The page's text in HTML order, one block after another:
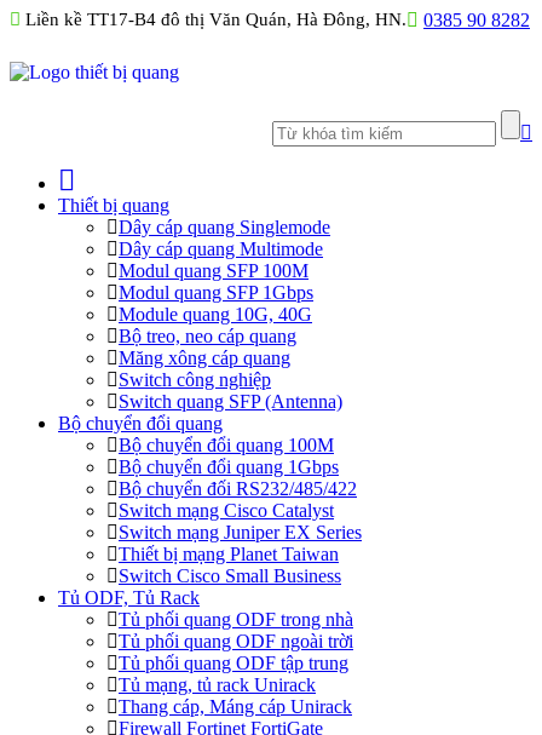
Liền kề TT17-B4 đô thị Văn Quán, Hà Đông, HN. 0385 90 8282
Thiết bị quang
Dây cáp quang Singlemode
Dây cáp quang Multimode
Modul quang SFP 100M
Modul quang SFP 1Gbps
Module quang 10G, 40G
Bộ treo, neo cáp quang
Măng xông cáp quang
Switch công nghiệp
Switch quang SFP (Antenna)
Bộ chuyển đổi quang
Bộ chuyển đổi quang 100M
Bộ chuyển đổi quang 1Gbps
Bộ chuyển đối RS232/485/422
Switch mạng Cisco Catalyst
Switch mạng Juniper EX Series
Thiết bị mạng Planet Taiwan
Switch Cisco Small Business
Tủ ODF, Tủ Rack
Tủ phối quang ODF trong nhà
Tủ phối quang ODF ngoài trời
Tủ phối quang ODF tập trung
Tủ mạng, tủ rack Unirack
Thang cáp, Máng cáp Unirack
Firewall Fortinet FortiGate